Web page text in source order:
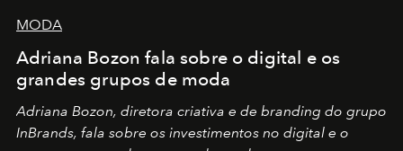
MODA
Adriana Bozon fala sobre o digital e os
grandes grupos de moda
Adriana Bozon, diretora criativa e de branding do grupo
InBrands, fala sobre os investimentos no digital e o